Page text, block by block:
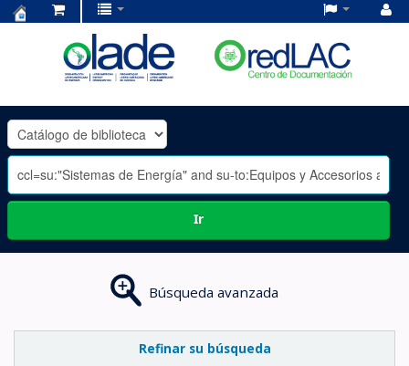
OLADE
-
Ir
Búsqueda avanzada
Refinar su búsqueda